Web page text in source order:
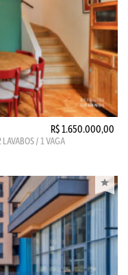
R$ 1.650.000,00
/ 1 VAGA